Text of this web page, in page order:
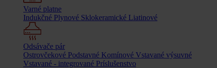
Varné platne
Indukčné Plynové Sklokeramické Liatinové
Odsávače pár
Ostrovčekové Podstavné Komínové Vstavané výsuvné
Vstavané - integrované Príslušenstvo